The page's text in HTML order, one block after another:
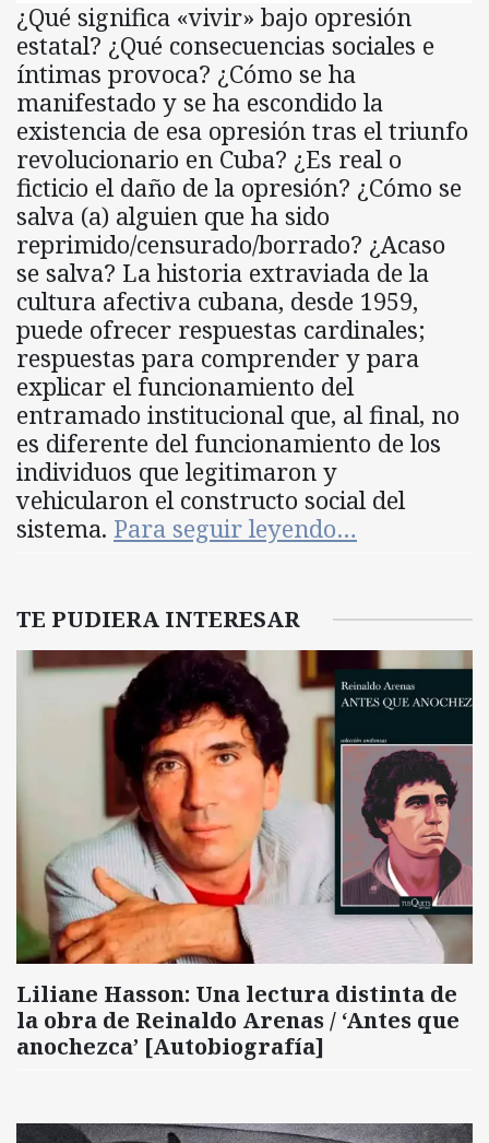
¿Qué significa «vivir» bajo opresión
estatal? ¿Qué consecuencias sociales e
íntimas provoca? ¿Cómo se ha
manifestado y se ha escondido la
existencia de esa opresión tras el triunfo
revolucionario en Cuba? ¿Es real o
ficticio el daño de la opresión? ¿Cómo se
salva (a) alguien que ha sido
reprimido/censurado/borrado? ¿Acaso
se salva? La historia extraviada de la
cultura afectiva cubana, desde 1959,
puede ofrecer respuestas cardinales;
respuestas para comprender y para
explicar el funcionamiento del
entramado institucional que, al final, no
es diferente del funcionamiento de los
individuos que legitimaron y
vehicularon el constructo social del
sistema. Para seguir leyendo…
TE PUDIERA INTERESAR
Liliane Hasson: Una lectura distinta de
la obra de Reinaldo Arenas / ‘Antes que
anochezca’ [Autobiografía]